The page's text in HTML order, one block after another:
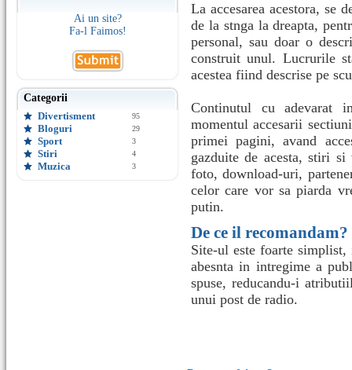
Ai un site?
Fa-l Faimos!
Categorii
Divertisment
95
Bloguri 29
Sport 3
Stiri 4
Muzica 3
La accesarea acestora, se
de la stnga la dreapta,
personal, sau doar o
construit unul. Lucrurile
acestea fiind descrise pe
Continutul cu adevarat
momentul accesarii
primei pagini, avand
gazduite de acesta, stiri
foto, download-uri,
celor care vor sa piarda
putin.
De ce il recomandam?
Site-ul este foarte
abesnta in intregime a
spuse, reducandu-i
unui post de radio.